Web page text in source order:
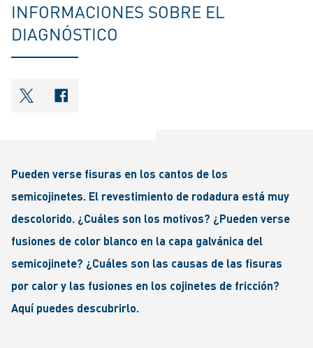
INFORMACIONES SOBRE EL
DIAGNÓSTICO
shareOntwitter
shareOnfacebook
Pueden verse fisuras en los cantos de los
semicojinetes. El revestimiento de rodadura está muy
descolorido. ¿Cuáles son los motivos? ¿Pueden verse
fusiones de color blanco en la capa galvánica del
semicojinete? ¿Cuáles son las causas de las fisuras
por calor y las fusiones en los cojinetes de fricción?
Aquí puedes descubrirlo.